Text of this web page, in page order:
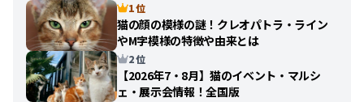
1 位
猫の顔の模様の謎！クレオパトラ・ライン
やM字模様の特徴や由来とは
2 位
【2026年7・8月】猫のイベント・マルシ
ェ・展示会情報！全国版